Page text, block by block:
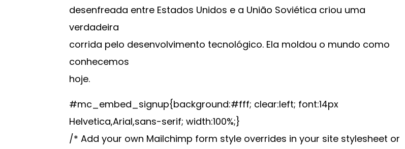
desenfreada entre Estados Unidos e a União Soviética criou uma
verdadeira
corrida pelo desenvolvimento tecnológico. Ela moldou o mundo como
conhecemos
hoje.
#mc_embed_signup{background:#fff; clear:left; font:14px
Helvetica,Arial,sans-serif; width:100%;}
/* Add your own Mailchimp form style overrides in your site stylesheet or